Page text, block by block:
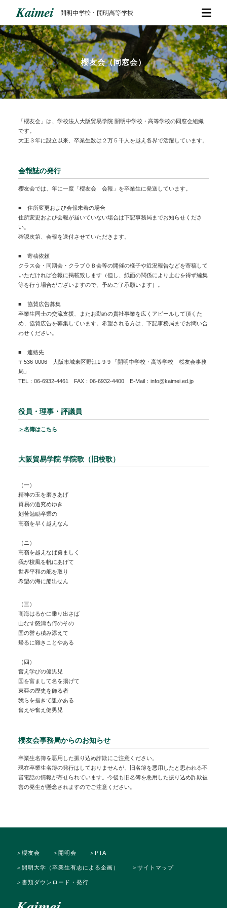
開明中学校・開明高等学校
櫻友会（同窓会）
「櫻友会」は、学校法人大阪貿易学院 開明中学校・高等学校の同窓会組織
です。
大正３年に設立以来、卒業生数は２万５千人を越え各界で活躍しています。
会報誌の発行
櫻友会では、年に一度「櫻友会 会報」を卒業生に発送しています。
■ 住所変更および会報未着の場合
住所変更および会報が届いていない場合は下記事務局までお知らせくださ
い。
確認次第、会報を送付させていただきます。
■ 寄稿依頼
クラス会・同期会・クラブＯＢ会等の開催の様子や近況報告などを寄稿して
いただければ会報に掲載致します（但し、紙面の関係により止むを得ず編集
等を行う場合がございますので、予めご了承願います）。
■ 協賛広告募集
卒業生同士の交流支援、またお勤めの貴社事業を広くアピールして頂くた
め、協賛広告を募集しています。希望される方は、下記事務局までお問い合
わせください。
■ 連絡先
〒536-0006 大阪市城東区野江1-9-9 「開明中学校・高等学校 桜友会事務
局」
TEL：06-6932-4461 FAX：06-6932-4400 E-Mail：info@kaimei.ed.jp
役員・理事・評議員
＞名簿はこちら
大阪貿易学院 学院歌（旧校歌）
（一）
精神の玉を磨きあげ
貿易の道究めゆき
刻苦勉励卒業の
高嶺を早く越えなん
（ニ）
高嶺を越えなば勇ましく
我が校風を帆にあげて
世界平和の舵を取り
希望の海に船出せん
（三）
商海はるかに乗り出さば
山なす怒濤も何のその
国の誉も積み添えて
帰るに難きことやある
（四）
奮え学びの健男児
国を富まして名を揚げて
東亜の歴史を飾る者
我らを措きて誰かある
奮えや奮え健男児
櫻友会事務局からのお知らせ
卒業生名簿を悪用した振り込め詐欺にご注意ください。
現在卒業生名簿の発行はしておりませんが、旧名簿を悪用したと思われる不
審電話の情報が寄せられています。今後も旧名簿を悪用した振り込め詐欺被
害の発生が懸念されますのでご注意ください。
＞櫻友会 ＞開明会 ＞PTA
＞開明大学（卒業生有志による企画） ＞サイトマップ
＞書類ダウンロード・発行